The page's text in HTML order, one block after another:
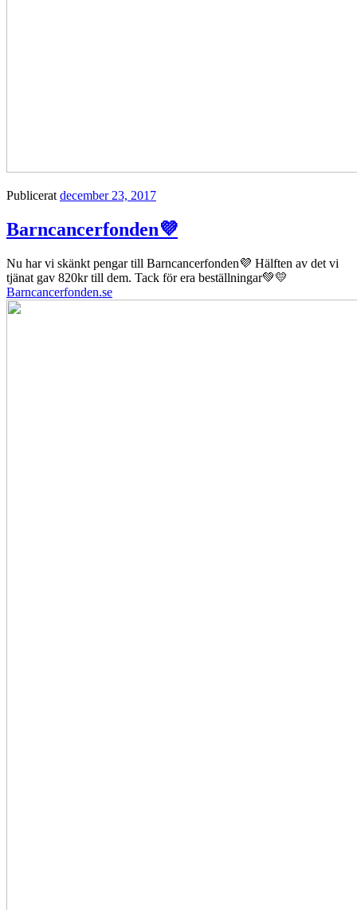
Publicerat december 23, 2017
Barncancerfonden💜
Nu har vi skänkt pengar till Barncancerfonden💜 Hälften av det vi
tjänat gav 820kr till dem. Tack för era beställningar💚💛
Barncancerfonden.se